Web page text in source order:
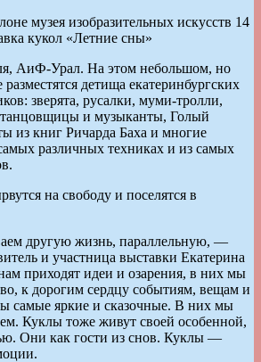
музея изобразительных искусств 14
кукол «Летние сны»
АиФ-Урал. На этом небольшом, но
детища екатеринбургских
зверята, русалки, муми-тролли,
и музыканты, Голый
из книг Ричарда Баха и многие
различных техниках и из самых
другую жизнь, параллельную, —
и участница выставки Екатерина
приходят идеи и озарения, в них мы
к дорогим сердцу событиям, вещам и
самые яркие и сказочные. В них мы
Куклы тоже живут своей особенной,
Они как гости из снов. Куклы —